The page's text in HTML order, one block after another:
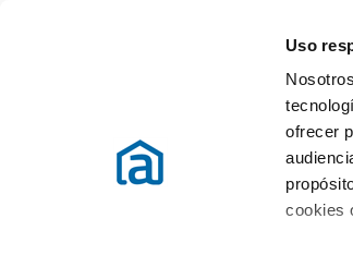
Uso
ofrecer
cookies
Alquiler pisos Ciudad Real Alquiler
(0 viviendas)